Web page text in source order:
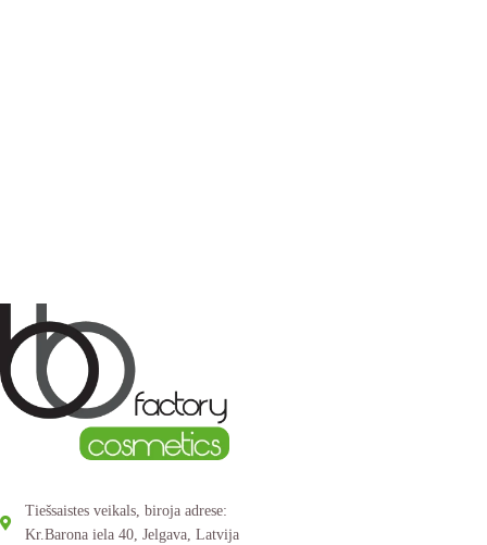
Tiešsaistes veikals, biroja adrese:
Kr.Barona iela 40, Jelgava, Latvija